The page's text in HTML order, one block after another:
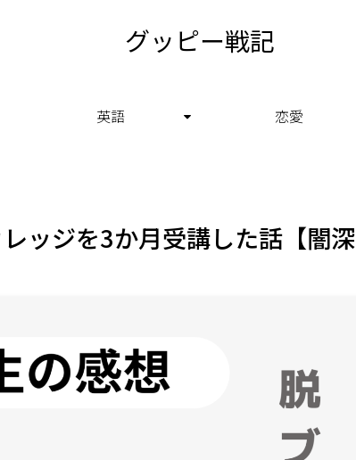
グッピー戦記
英語 恋愛
ッジを3か月受講した話【闇深